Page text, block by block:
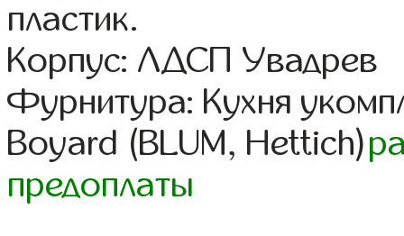
пластик.
Корпус: ЛДСП Увадрев
Фурнитура: Кухня
Boyard (BLUM, Hettich)
предоплаты